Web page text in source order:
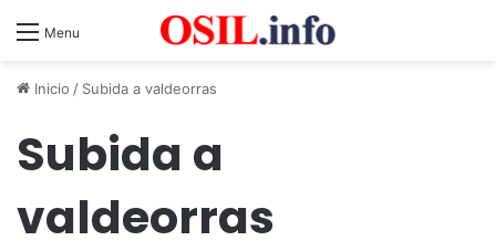
Menu
Inicio / Subida a valdeorras
Subida a
valdeorras